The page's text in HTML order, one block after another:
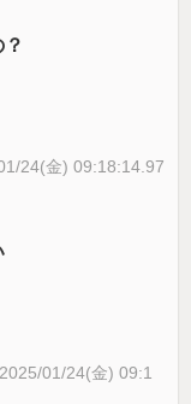
24(金) 09:18:14.97
2025/01/24(金) 09:1